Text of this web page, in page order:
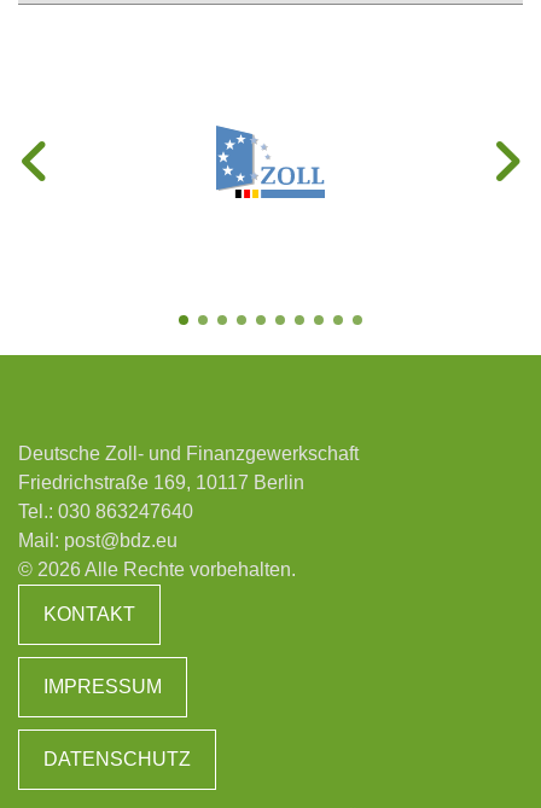
Deutsche Zoll- und Finanzgewerkschaft
Friedrichstraße 169, 10117 Berlin
Tel.: 030 863247640
Mail: post@bdz.eu
© 2026 Alle Rechte vorbehalten.
KONTAKT
IMPRESSUM
DATENSCHUTZ